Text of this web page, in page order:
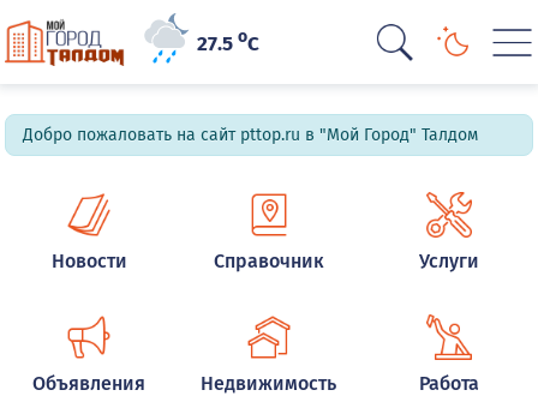
27.5oC
Добро пожаловать на сайт pttop.ru в "Мой Город" Талдом
Новости Справочник Услуги
Объявления Недвижимость Работа